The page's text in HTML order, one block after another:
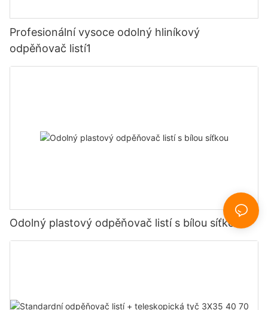
Profesionální vysoce odolný hliníkový
odpěňovač listí1
Odolný plastový odpěňovač listí s bílou síťkou